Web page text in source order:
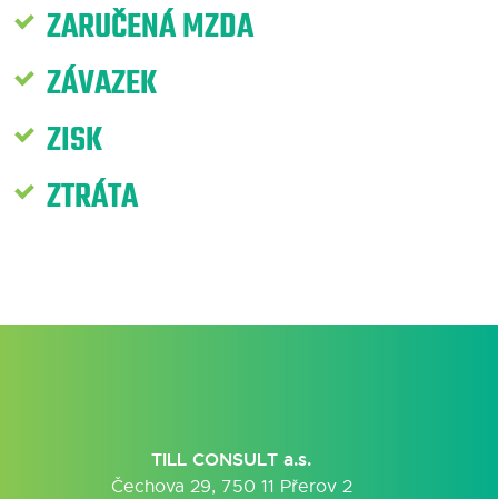
ZARUČENÁ MZDA
ZÁVAZEK
ZISK
ZTRÁTA
TILL CONSULT a.s.
Čechova 29, 750 11 Přerov 2